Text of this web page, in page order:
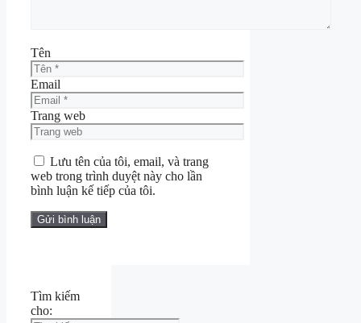
Tên
Email
Trang web
Lưu tên của tôi, email, và trang
web trong trình duyệt này cho lần
bình luận kế tiếp của tôi.
Tìm kiếm
cho: